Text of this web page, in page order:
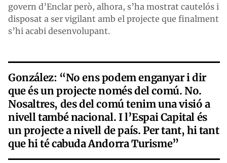
govern d’Enclar però, alhora, s’ha mostrat cautelós i
disposat a ser vigilant amb el projecte que finalment
s’hi acabi desenvolupant.
González: “No ens podem enganyar i dir
que és un projecte només del comú. No.
Nosaltres, des del comú tenim una visió a
nivell també nacional. I l’Espai Capital és
un projecte a nivell de país. Per tant, hi tant
que hi té cabuda Andorra Turisme”